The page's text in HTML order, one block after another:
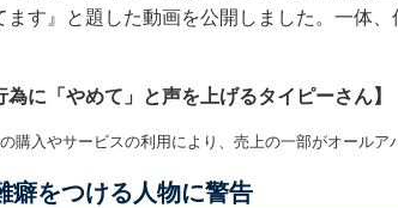
ます』と題した動画を公開しました。一体、
為に「やめて」と声を上げるタイピーさん】
購入やサービスの利用により、売上の一部がオールア
癖をつける人物に警告